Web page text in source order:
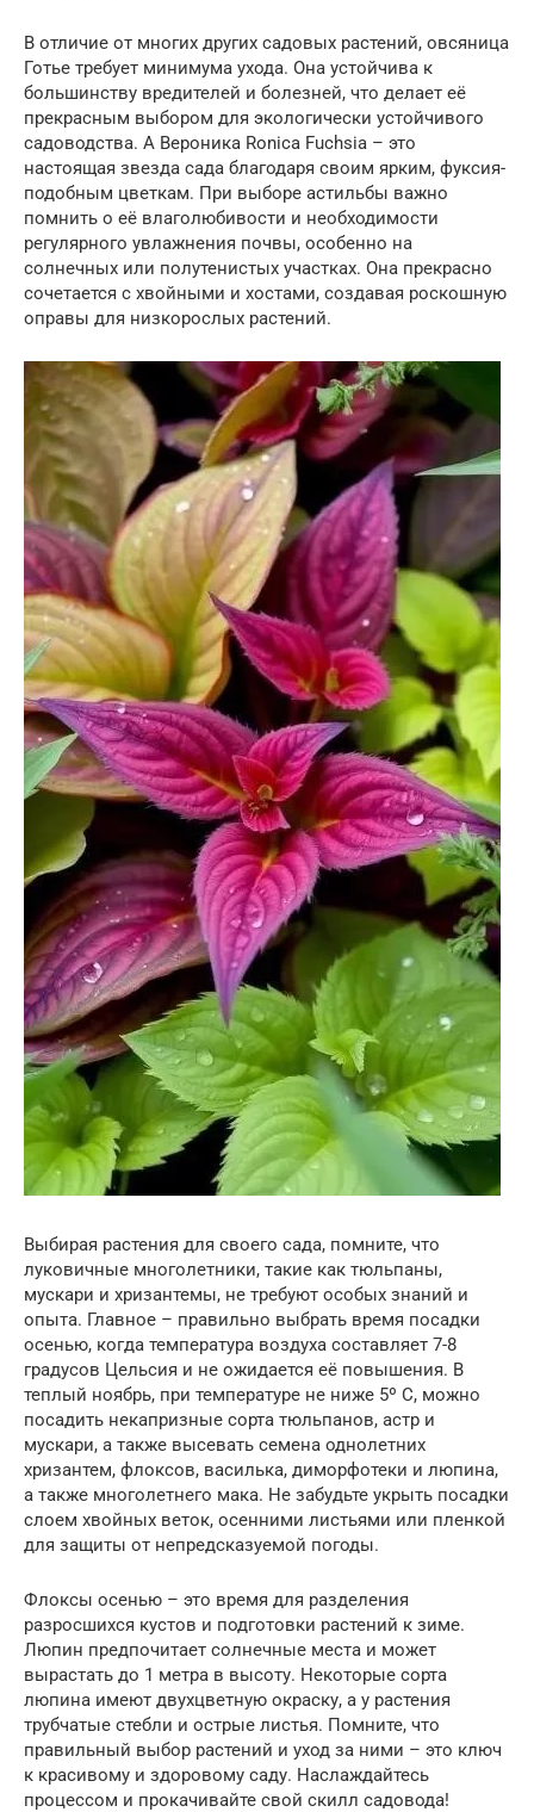
В отличие от многих других садовых растений, овсяница
Готье требует минимума ухода. Она устойчива к
большинству вредителей и болезней, что делает её
прекрасным выбором для экологически устойчивого
садоводства. А Вероника Ronica Fuchsia – это
настоящая звезда сада благодаря своим ярким, фуксия-
подобным цветкам. При выборе астильбы важно
помнить о её влаголюбивости и необходимости
регулярного увлажнения почвы, особенно на
солнечных или полутенистых участках. Она прекрасно
сочетается с хвойными и хостами, создавая роскошную
оправы для низкорослых растений.
Выбирая растения для своего сада, помните, что
луковичные многолетники, такие как тюльпаны,
мускари и хризантемы, не требуют особых знаний и
опыта. Главное – правильно выбрать время посадки
осенью, когда температура воздуха составляет 7-8
градусов Цельсия и не ожидается её повышения. В
теплый ноябрь, при температуре не ниже 5º С, можно
посадить некапризные сорта тюльпанов, астр и
мускари, а также высевать семена однолетних
хризантем, флоксов, василька, диморфотеки и люпина,
а также многолетнего мака. Не забудьте укрыть посадки
слоем хвойных веток, осенними листьями или пленкой
для защиты от непредсказуемой погоды.
Флоксы осенью – это время для разделения
разросшихся кустов и подготовки растений к зиме.
Люпин предпочитает солнечные места и может
вырастать до 1 метра в высоту. Некоторые сорта
люпина имеют двухцветную окраску, а у растения
трубчатые стебли и острые листья. Помните, что
правильный выбор растений и уход за ними – это ключ
к красивому и здоровому саду. Наслаждайтесь
процессом и прокачивайте свой скилл садовода!